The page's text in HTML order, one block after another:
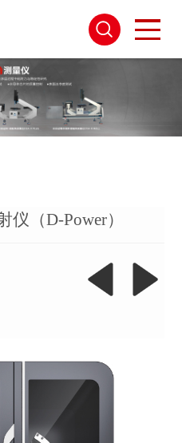
（D-Power）